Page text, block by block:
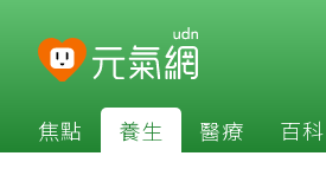
焦點 養生 醫療 百科